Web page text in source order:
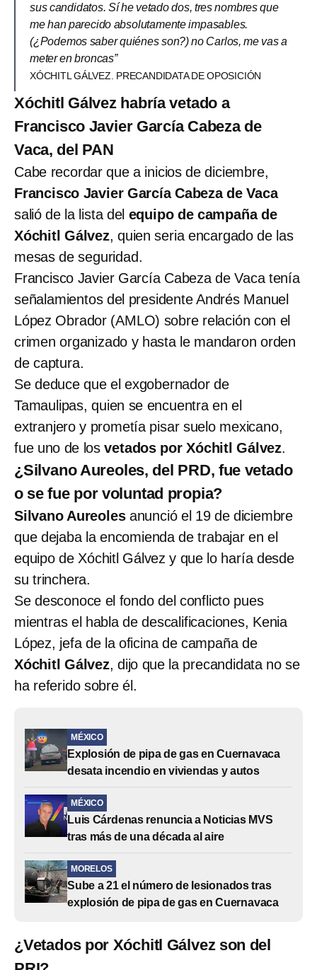
sus candidatos. Sí he vetado dos, tres nombres que
me han parecido absolutamente impasables.
(¿Podemos saber quiénes son?) no Carlos, me vas a
meter en broncas”
XÓCHITL GÁLVEZ. PRECANDIDATA DE OPOSICIÓN
Xóchitl Gálvez habría vetado a
Francisco Javier García Cabeza de
Vaca, del PAN
Cabe recordar que a inicios de diciembre,
Francisco Javier García Cabeza de Vaca
salió de la lista del equipo de campaña de
Xóchitl Gálvez, quien seria encargado de las
mesas de seguridad.
Francisco Javier García Cabeza de Vaca tenía
señalamientos del presidente Andrés Manuel
López Obrador (AMLO) sobre relación con el
crimen organizado y hasta le mandaron orden
de captura.
Se deduce que el exgobernador de
Tamaulipas, quien se encuentra en el
extranjero y prometía pisar suelo mexicano,
fue uno de losvetados por Xóchitl Gálvez.
¿Silvano Aureoles, del PRD, fue vetado
o se fue por voluntad propia?
Silvano Aureoles anunció el 19 de diciembre
que dejaba la encomienda de trabajar en el
equipo de Xóchitl Gálvez y que lo haría desde
su trinchera.
Se desconoce el fondo del conflicto pues
mientras el habla de descalificaciones, Kenia
López, jefa de la oficina de campaña de
Xóchitl Gálvez, dijo que la precandidata no se
ha referido sobre él.
MÉXICO
Explosión de pipa de gas en Cuernavaca
desata incendio en viviendas y autos
MÉXICO
Luis Cárdenas renuncia a Noticias MVS
tras más de una década al aire
MORELOS
Sube a 21 el número de lesionados tras
explosión de pipa de gas en Cuernavaca
¿Vetados por Xóchitl Gálvez son del